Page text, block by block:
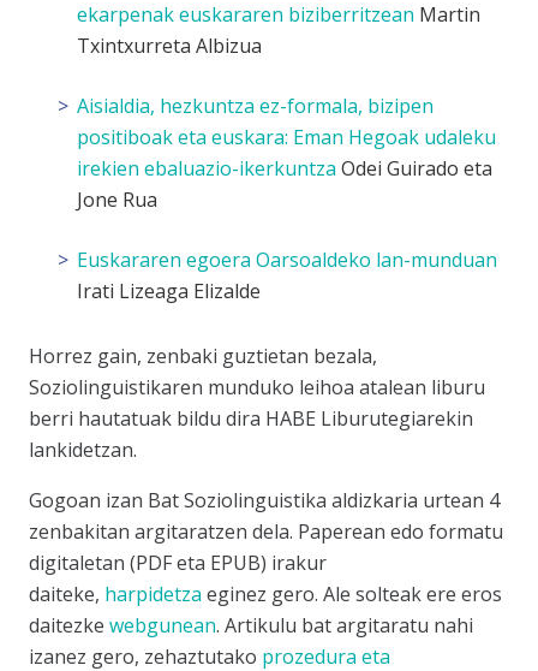
ekarpenak euskararen biziberritzean Martin
Txintxurreta Albizua
Aisialdia, hezkuntza ez-formala, bizipen
positiboak eta euskara: Eman Hegoak udaleku
irekien ebaluazio-ikerkuntza Odei Guirado eta
Jone Rua
Euskararen egoera Oarsoaldeko lan-munduan
Irati Lizeaga Elizalde
Horrez gain, zenbaki guztietan bezala,
Soziolinguistikaren munduko leihoa atalean liburu
berri hautatuak bildu dira HABE Liburutegiarekin
lankidetzan.
Gogoan izan Bat Soziolinguistika aldizkaria urtean 4
zenbakitan argitaratzen dela. Paperean edo formatu
digitaletan (PDF eta EPUB) irakur
daiteke, harpidetza eginez gero. Ale solteak ere eros
daitezke webgunean. Artikulu bat argitaratu nahi
izanez gero, zehaztutako prozedura eta